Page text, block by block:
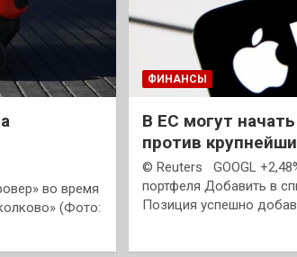
во время
(Фото:
ФИНАНСЫ
В ЕС могут
против
© Reuters GOOGL
портфеля Добавить в
Позиция успешно